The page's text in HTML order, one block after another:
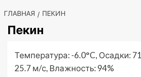
ГЛАВНАЯ ПЕКИН
Пекин
Температура: -6.0°C, Осадки:
25.7 м/с, Влажность: 94%